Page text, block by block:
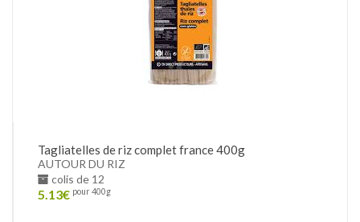
Tagliatelles de riz complet france 400g
AUTOUR DU RIZ
colis de 12
5.13€ pour 400g